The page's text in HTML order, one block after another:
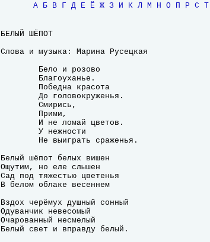
А
Б В Г Д Е Ё Ж З И К Л М Н О П Р С Т
БЕЛЫЙ ШЁПОТ
Слова и музыка: Марина Русецкая
Белый шёпот белых вишен
Ощутим, но еле слышен
Сад под тяжестью цветенья
В белом облаке весеннем
Вздох черёмух душный сонный
Одуванчик невесомый
Очарованный несмелый
Белый свет и вправду белый.